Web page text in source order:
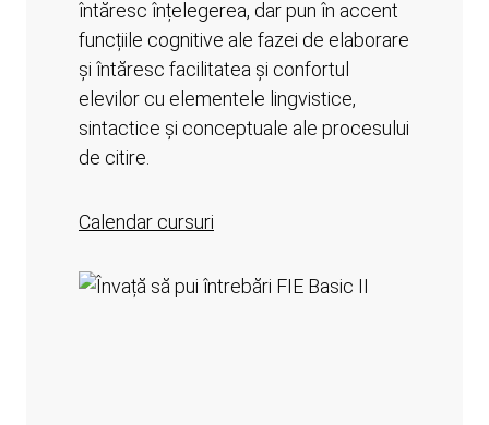
întăresc înțelegerea, dar pun în accent
funcțiile cognitive ale fazei de elaborare
și întăresc facilitatea și confortul
elevilor cu elementele lingvistice,
sintactice și conceptuale ale procesului
de citire.
Calendar cursuri